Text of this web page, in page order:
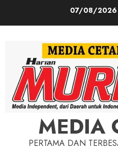
07/08/2026
MEDIA
PERTAMA DAN